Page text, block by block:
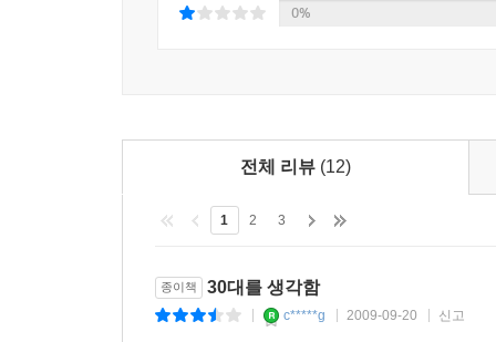
0%
전체 리뷰 (12)
1 2 3
종이책 30대를 생각함
c*****g 2009-09-20 신고